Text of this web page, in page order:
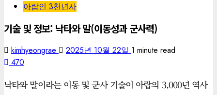
아랍인 3천년사
기술 및 정보: 낙타와 말(이동성과 군사력)
kimhyeongrae 2025년 10월 22일 1 minute read
470
낙타와 말이라는 이동 및 군사 기술이 아랍의 3,000년 역사